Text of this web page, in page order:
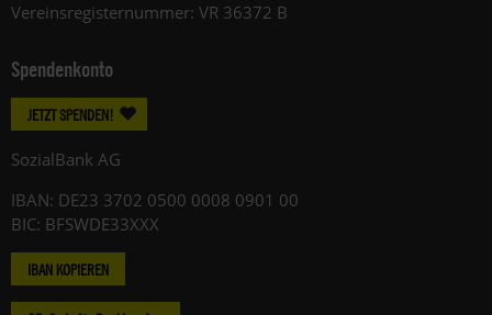
Vereinsregisternummer: VR 36372 B
Spendenkonto
JETZT SPENDEN!
SozialBank AG
IBAN: DE23 3702 0500 0008 0901 00
BIC: BFSWDE33XXX
IBAN KOPIEREN